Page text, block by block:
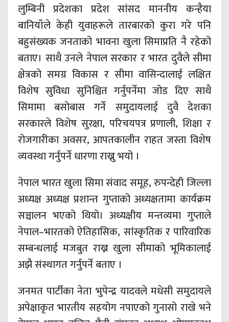
लुम्बिनी प्रदेशका प्रदेश सांसद माननीय कन्हैया
बानियाँले केही युवाहरूले तारबारको कुरा गरे पनि
बहुसंख्यक जनताको भावना खुला सिमाप्रति नै रहेको
बताए। साथै उनले नेपाल सरकार र भारत दुवैले सीमा
क्षेत्रको समग्र विकास र सीमा वासिन्दालाई लक्षित
विशेष सुविधा सुनिश्चित गर्नुपर्नेमा जोड दिए साथै
सिमामा बसोबास गर्ने समुदायलाई दुवै देशका
सरकारले विशेष सुरक्षा, परिचयपत्र प्रणाली, शिक्षा र
रोजगारीका अवसर, आपतकालीन राहत जस्ता विशेष
व्यवस्था गर्नुपर्ने धारणा राख्नु भयो ।
नेपाल भारत खुला सिमा संवाद समूह, रुपन्देही जिल्ला
अध्यक्ष अध्यक्ष प्रशान्त गुप्ताको अध्यक्षतामा कार्यक्रम
सञ्चालन भएको थियो। अध्यक्षीय मन्तव्यमा गुप्ताले
नेपाल–भारतको ऐतिहासिक, सांस्कृतिक र पारिवारिक
सम्बन्धलाई मजबुत राख्न खुला सीमाको भूमिकालाई
अझै संस्थागत गर्नुपर्ने बताए ।
जनमत पार्टीका नेता भुपेन्द्र यादवले मधेसी समुदायले
अपेक्षाकृत भारतीय सहयोग नपाएको गुनासो राखे भने